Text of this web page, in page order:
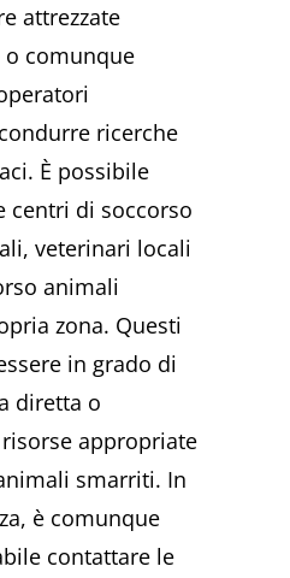
attrezzate
comunque
ricerche
È possibile
centri di soccorso
veterinari locali
animali
zona. Questi
in grado di
diretta o
appropriate
smarriti. In
è comunque
contattare le